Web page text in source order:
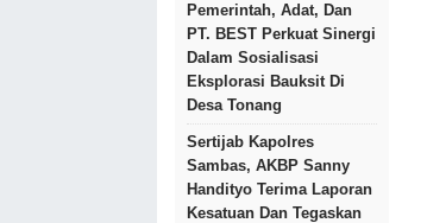
Pemerintah, Adat, Dan
PT. BEST Perkuat Sinergi
Dalam Sosialisasi
Eksplorasi Bauksit Di
Desa Tonang
Sertijab Kapolres
Sambas, AKBP Sanny
Handityo Terima Laporan
Kesatuan Dan Tegaskan